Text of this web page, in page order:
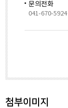
문의전화
041-670-5924
첨부이미지